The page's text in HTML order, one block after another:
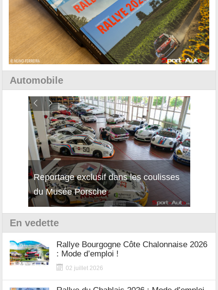
Automobile
Reportage exclusif dans les coulisses
du Musée Porsche
En vedette
Rallye Bourgogne Côte Chalonnaise 2026
: Mode d’emploi !
02 juillet 2026